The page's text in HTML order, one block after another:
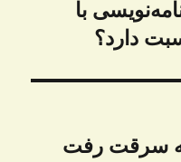
با
دارد؟
به سرقت رفت